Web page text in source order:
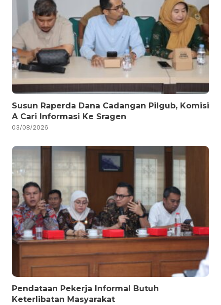
Susun Raperda Dana Cadangan Pilgub, Komisi
A Cari Informasi Ke Sragen
03/08/2026
Pendataan Pekerja Informal Butuh
Keterlibatan Masyarakat